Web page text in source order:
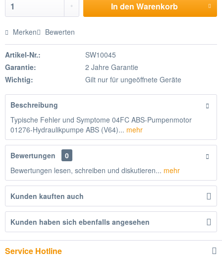
In den Warenkorb
Merken Bewerten
Artikel-Nr.:
SW10045
Garantie:
2 Jahre Garantie
Wichtig:
Gilt nur für ungeöffnete Geräte
Beschreibung
Typische Fehler und Symptome 04FC ABS-Pumpenmotor
01276-Hydraulikpumpe ABS (V64)... mehr
Bewertungen
0
Bewertungen lesen, schreiben und diskutieren... mehr
Kunden kauften auch
Kunden haben sich ebenfalls angesehen
Service Hotline